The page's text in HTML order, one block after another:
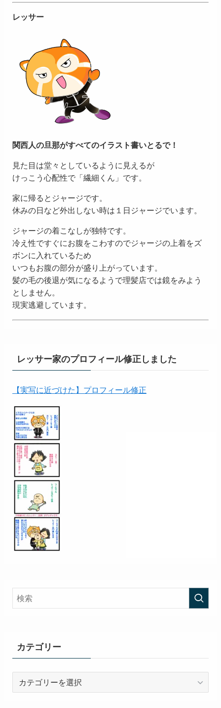
レッサー
関西人の旦那がすべてのイラスト書いとるで！
見た目は堂々としているように見えるが
けっこう心配性で「繊細くん」です。
家に帰るとジャージです。
休みの日など外出しない時は１日ジャージでいます。
ジャージの着こなしが独特です。
冷え性ですぐにお腹をこわすのでジャージの上着をズ
ボンに入れているため
いつもお腹の部分が盛り上がっています。
髪の毛の後退が気になるようで理髪店では鏡をみよう
としません。
現実逃避しています。
レッサー家のプロフィール修正しました
【実写に近づけた】プロフィール修正
カテゴリー